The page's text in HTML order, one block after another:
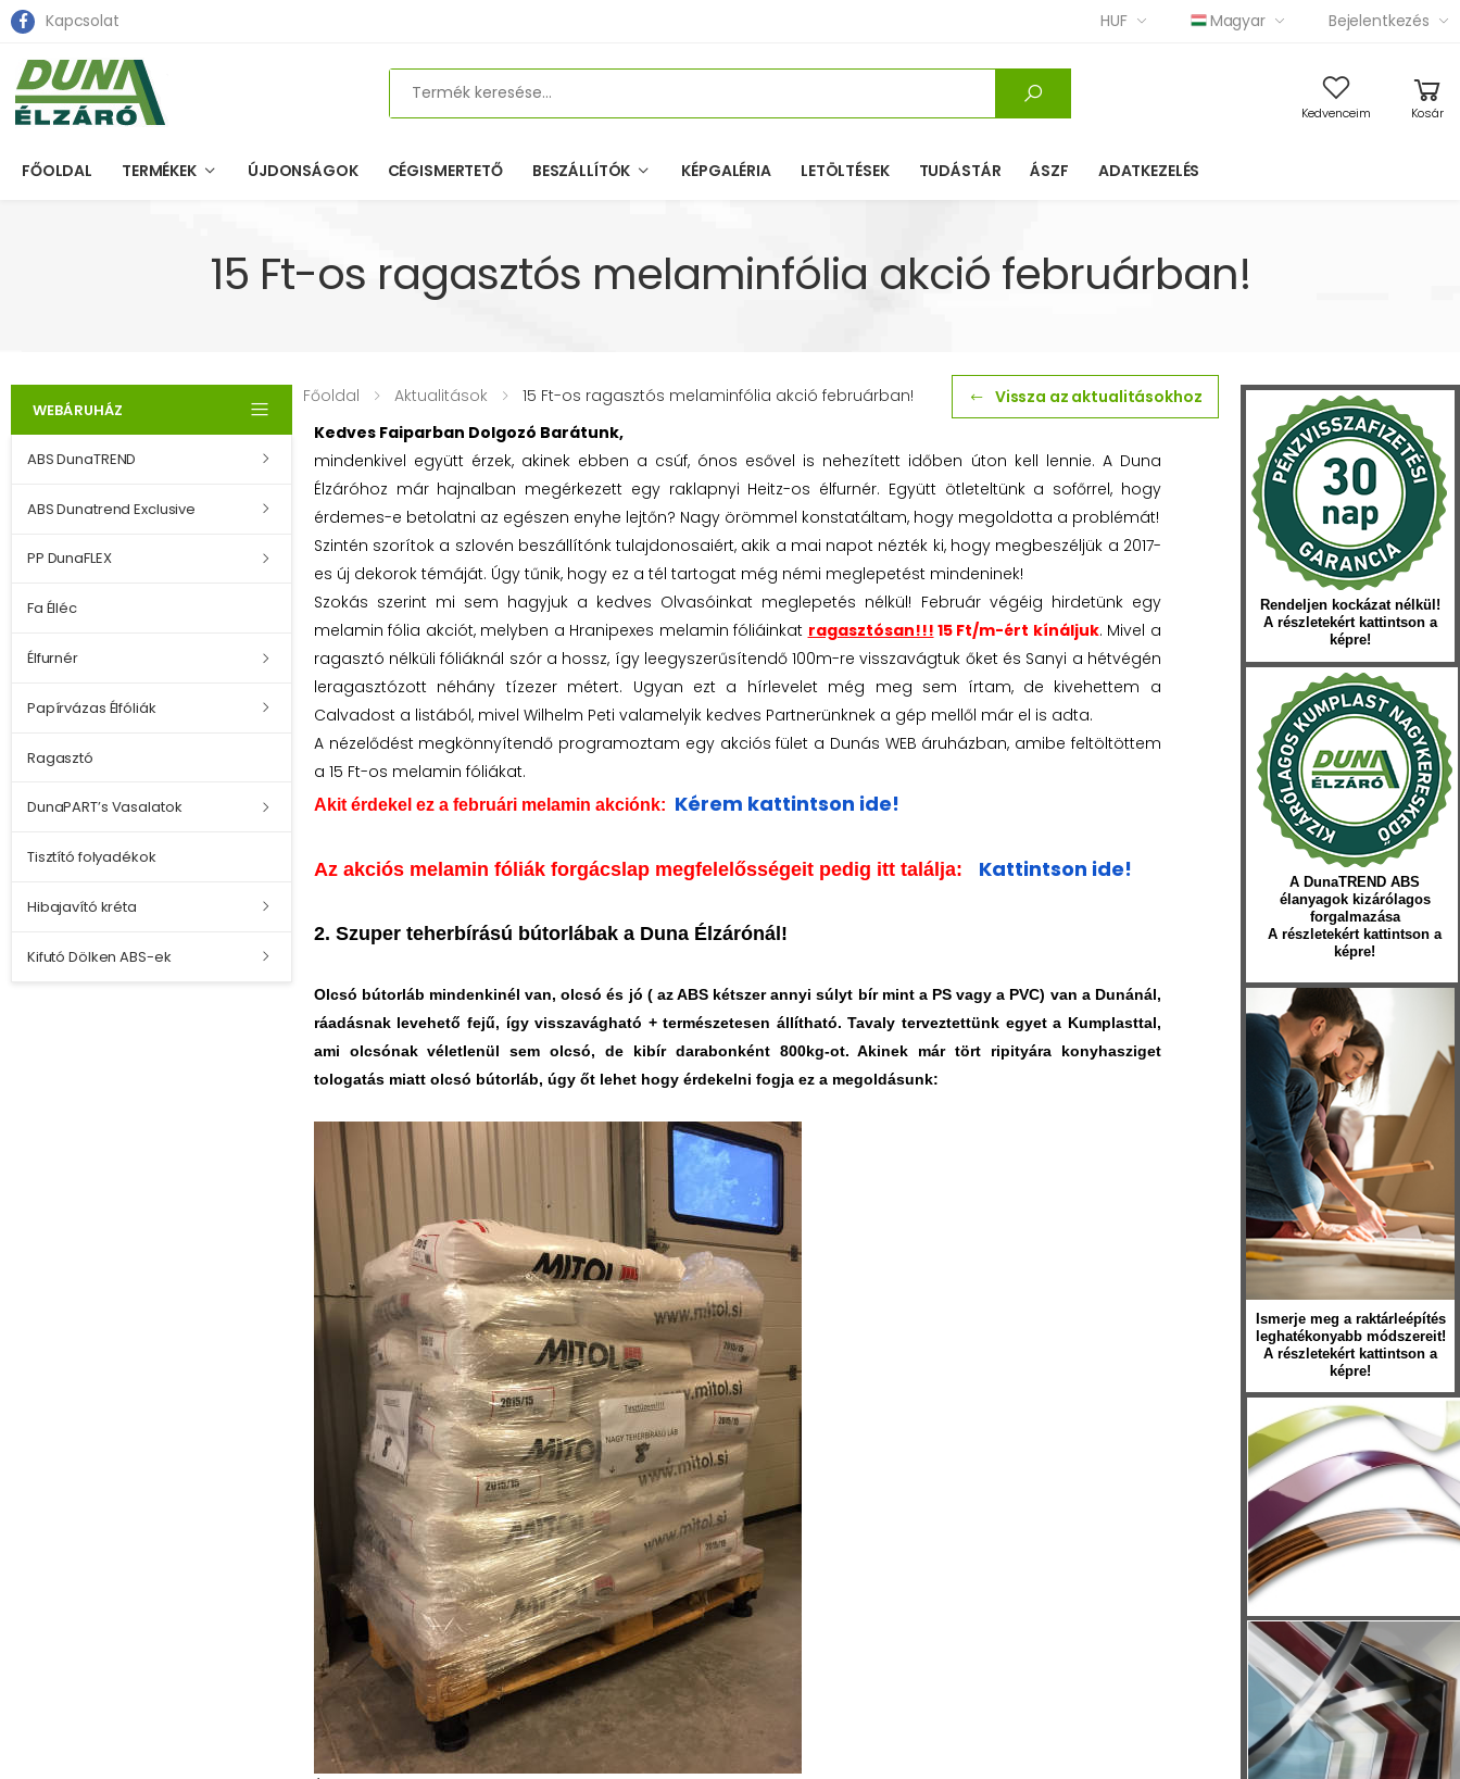
Kapcsolat HUF Magyar Bejelentkezés
Search
Kedvenceim Kosár
FŐOLDAL TERMÉKEK ÚJDONSÁGOK CÉGISMERTETŐ BESZÁLLÍTÓK KÉPGALÉRIA LETÖLTÉSEK TUDÁSTÁR ÁSZF ADATKEZELÉS
15 Ft-os ragasztós melaminfólia akció februárban!
WEBÁRUHÁZ
ABS DunaTREND
ABS Dunatrend Exclusive
PP DunaFLEX
Fa Élléc
Élfurnér
Papírvázas Élfóliák
Ragasztó
DunaPART’s Vasalatok
Tisztító folyadékok
Hibajavító kréta
Kifutó Dölken ABS-ek
Főoldal Aktualitások 15 Ft-os ragasztós melaminfólia akció februárban!
Vissza az aktualitásokhoz
Kedves Faiparban Dolgozó Barátunk,
mindenkivel együtt érzek, akinek ebben a csúf, ónos esővel is nehezített időben úton kell lennie. A Duna
Élzáróhoz már hajnalban megérkezett egy raklapnyi Heitz-os élfurnér. Együtt ötleteltünk a sofőrrel, hogy
érdemes-e betolatni az egészen enyhe lejtőn? Nagy örömmel konstatáltam, hogy megoldotta a problémát!
Szintén szorítok a szlovén beszállítónk tulajdonosaiért, akik a mai napot nézték ki, hogy megbeszéljük a 2017-
es új dekorok témáját. Úgy tűnik, hogy ez a tél tartogat még némi meglepetést mindeninek!
Szokás szerint mi sem hagyjuk a kedves Olvasóinkat meglepetés nélkül! Február végéig hirdetünk egy
melamin fólia akciót, melyben a Hranipexes melamin fóliáinkat ragasztósan!!! 15 Ft/m-ért kínáljuk. Mivel a
ragasztó nélküli fóliáknál szór a hossz, így leegyszerűsítendő 100m-re visszavágtuk őket és Sanyi a hétvégén
leragasztózott néhány tízezer métert. Ugyan ezt a hírlevelet még meg sem írtam, de kivehettem a
Calvadost a listából, mivel Wilhelm Peti valamelyik kedves Partnerünknek a gép mellől már el is adta.
A nézelődést megkönnyítendő programoztam egy akciós fület a Dunás WEB áruházban, amibe feltöltöttem
a 15 Ft-os melamin fóliákat.
Akit érdekel ez a februári melamin akciónk: Kérem kattintson ide!
Az akciós melamin fóliák forgácslap megfelelősségeit pedig itt találja: Kattintson ide!
2. Szuper teherbírású bútorlábak a Duna Élzárónál!
Olcsó bútorláb mindenkinél van, olcsó és jó ( az ABS kétszer annyi súlyt bír mint a PS vagy a PVC) van a Dunánál,
ráadásnak levehető fejű, így visszavágható + természetesen állítható. Tavaly terveztettünk egyet a Kumplasttal,
ami olcsónak véletlenül sem olcsó, de kibír darabonként 800kg-ot. Akinek már tört ripityára konyhasziget
tologatás miatt olcsó bútorláb, úgy őt lehet hogy érdekelni fogja ez a megoldásunk:
Rendeljen kockázat nélkül!
A részletekért kattintson a
képre!
A DunaTREND ABS
élanyagok kizárólagos
forgalmazása
A részletekért kattintson a
képre!
Ismerje meg a raktárleépítés
leghatékonyabb módszereit!
A részletekért kattintson a
képre!